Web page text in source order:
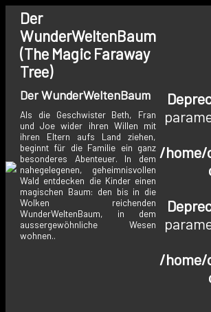
Der
WunderWeltenBaum
(The Magic Faraway
Tree)
Der WunderWeltenBaum
Als die Geschwister Beth, Fran
und Joe wider ihren Willen mit
ihren Eltern aufs Land ziehen,
beginnt für die Familie ein ganz
besonderes Abenteuer. In dem
nahegelegenen, geheimnisvollen
Wald entdecken die Kinder einen
magischen Baum: den bis in die
Wolken reichenden
WunderWeltenBaum, in dem
aussergewöhnliche Wesen
wohnen..
/
/